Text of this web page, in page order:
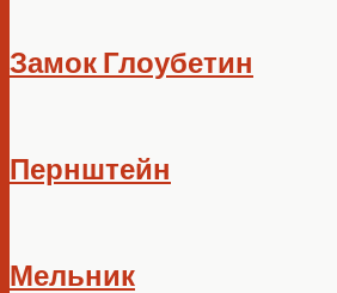
Замок Глоубетин
Пернштейн
Мельник